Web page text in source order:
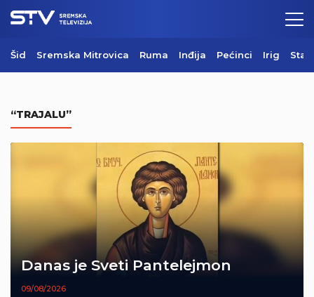
Šid Sremska Mitrovica Ruma Inđija Pećinci Irig
“TRAJALU”
Danas je Sveti Pantelejmon
09/08/2026